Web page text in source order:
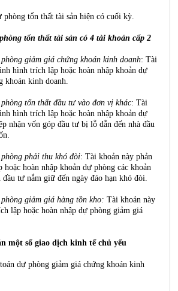
phòng tổn thất tài sản hiện có cuối kỳ.
tổn thất tài sản có 4 tài khoản cấp 2
giảm giá chứng khoán kinh doanh: Tài
hình trích lập hoặc hoàn nhập khoản dự
khoán kinh doanh.
tổn thất đầu tư vào đơn vị khác: Tài
hình trích lập hoặc hoàn nhập khoản dự
nhận vốn góp đầu tư bị lỗ dẫn đến nhà đầu
phải thu khó đòi: Tài khoản này phản
hoàn nhập khoản dự phòng các khoản
tư nắm giữ đến ngày đáo hạn khó đòi.
giảm giá hàng tồn kho: Tài khoản này
lập hoặc hoàn nhập dự phòng giảm giá
một số giao dịch kinh tế chủ yếu
dự phòng giảm giá chứng khoán kinh